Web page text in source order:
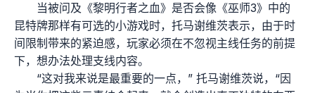
当被问及《黎明行者之血》是否会像《巫师3》中的
昆特牌那样有可选的小游戏时，托马谢维茨表示，由于时
间限制带来的紧迫感，玩家必须在不忽视主线任务的前提
下，想办法处理支线内容。
“这对我来说是最重要的一点，” 托马谢维茨说，“因